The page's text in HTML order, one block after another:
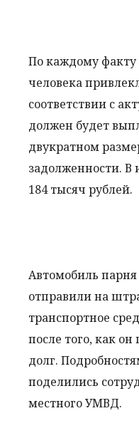
По каждому
человека
соответствии с
должен будет
двукратном
задолженности. В
184 тысяч рублей.
Автомобиль
отправили на
транспортное
после того, как
долг.
поделились
местного УМВД.